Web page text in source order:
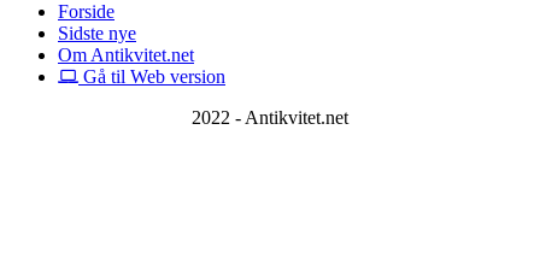
Forside
Sidste nye
Om Antikvitet.net
Gå til Web version
2022 - Antikvitet.net